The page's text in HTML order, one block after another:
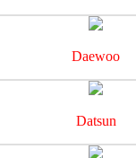
Daewoo
Datsun